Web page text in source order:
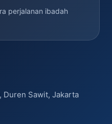
perjalanan ibadah
Duren Sawit, Jakarta